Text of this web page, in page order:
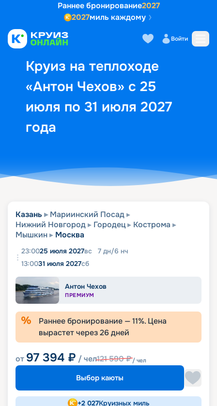
Раннее бронирование2027
2027миль каждому
Войти
Круиз на теплоходе
«Антон Чехов» с 25
июля по 31 июля 2027
года
Выбор кают Маршрут и
Казань
Мариинский Посад
Нижний Новгород
Городец
Кострома
Мышкин
Москва
23:0025 июля 2027вс 7 дн/6 нч
13:0031 июля 2027сб
Антон Чехов
ПРЕМИУМ
Раннее бронирование —11%. Цена
вырастет через26дней
от 97 394 ₽ / чел121 590₽/ чел
Выбор каюты
+2 027Круизных миль